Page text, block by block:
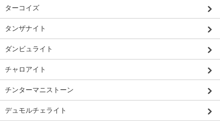
ターコイズ
タンザナイト
ダンビュライト
チャロアイト
チンターマニストーン
デュモルチェライト